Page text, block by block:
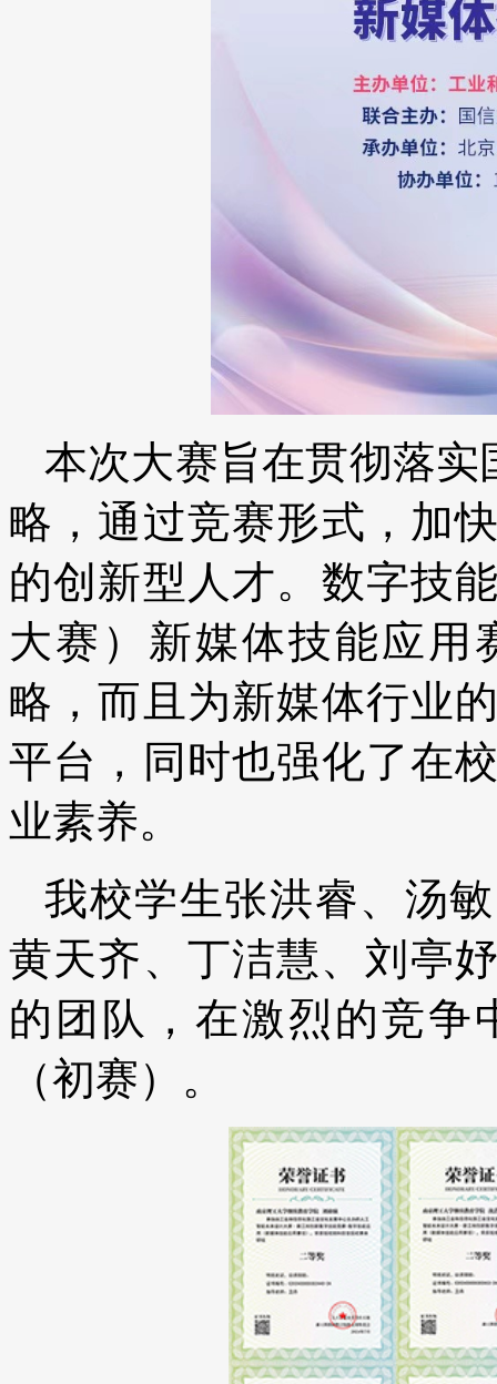
本次大赛旨在贯彻落实
略，通过竞赛形式，加
的创新型人才。数字技
大赛）新媒体技能应用
略，而且为新媒体行业
平台，同时也强化了在
业素养。
我校学生张洪睿、汤
黄天齐、丁洁慧、刘亭
的团队，在激烈的竞争
（初赛）。